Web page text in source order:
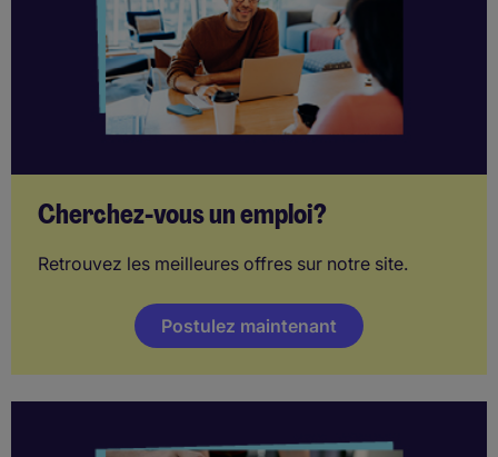
Cherchez-vous un emploi?
Retrouvez les meilleures offres sur notre site.
Postulez maintenant